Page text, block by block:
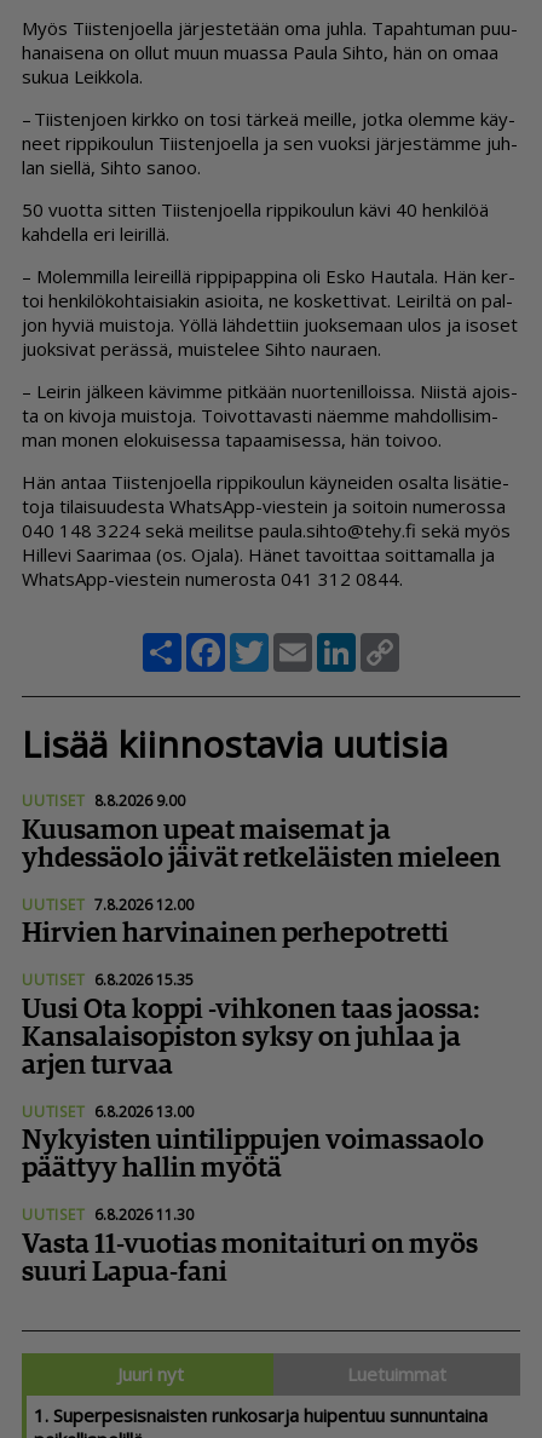
Myös Tiis­ten­jo­el­la jär­jes­te­tään oma juh­la. Ta­pah­tu­man puu­
ha­nai­se­na on ol­lut muun mu­as­sa Pau­la Sih­to, hän on omaa
su­kua Leik­ko­la.
– Tiis­ten­jo­en kirk­ko on tosi tär­keä meil­le, jot­ka olem­me käy­
neet rip­pi­kou­lun Tiis­ten­jo­el­la ja sen vuok­si jär­jes­täm­me juh­
lan siel­lä, Sih­to sa­noo.
50 vuot­ta sit­ten Tiis­ten­jo­el­la rip­pi­kou­lun kävi 40 hen­ki­löä
kah­del­la eri lei­ril­lä.
– Mo­lem­mil­la lei­reil­lä rip­pi­pap­pi­na oli Es­ko Hau­ta­la. Hän ker­
toi hen­ki­lö­koh­tai­si­a­kin asi­oi­ta, ne kos­ket­ti­vat. Lei­ril­tä on pal­
jon hy­viä muis­to­ja. Yöl­lä läh­det­tiin juok­se­maan ulos ja iso­set
juok­si­vat pe­räs­sä, muis­te­lee Sih­to nau­ra­en.
– Lei­rin jäl­keen kä­vim­me pit­kään nuor­te­nil­lois­sa. Niis­tä ajois­
ta on ki­vo­ja muis­to­ja. Toi­vot­ta­vas­ti nä­em­me mah­dol­li­sim­
man mo­nen elo­kui­ses­sa ta­paa­mi­ses­sa, hän toi­voo.
Hän an­taa Tiis­ten­jo­el­la rip­pi­kou­lun käy­nei­den osal­ta li­sä­tie­
to­ja ti­lai­suu­des­ta What­sApp-vies­tein ja soi­toin nu­me­ros­sa
040 148 3224 sekä mei­lit­se pau­la.sih­to@tehy.fi sekä myös
Hil­le­vi Saa­ri­maa (os. Oja­la). Hä­net ta­voit­taa soit­ta­mal­la ja
What­sApp-vies­tein nu­me­ros­ta 041 312 0844.
Share FacebookTwitterEmail LinkedIn
Lisää kiinnostavia uutisia
UUTISET 8.8.2026 9.00
Kuusamon upeat maisemat ja
yhdessäolo jäivät retkeläisten mieleen
UUTISET 7.8.2026 12.00
Hirvien harvinainen perhepotretti
UUTISET 6.8.2026 15.35
Uusi Ota koppi -vihkonen taas jaossa:
Kansa­lai­so­piston syksy on juhlaa ja
arjen turvaa
UUTISET 6.8.2026 13.00
Nykyisten uintilippujen voimassaolo
päättyy hallin myötä
UUTISET 6.8.2026 11.30
Vasta 11-vuotias monitaituri on myös
suuri Lapua-fani
Juuri nyt
Luetuimmat
1. Super­pe­sis­naisten runkosarja huipentuu sunnuntaina